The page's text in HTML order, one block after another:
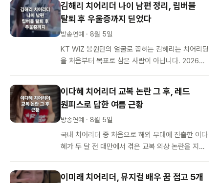
김해리 치어리더 나이 남편 정리, 립버블
탈퇴 후 우울증까지 딛었다
방송연예 · 8월 5일
KT WIZ 응원단의 얼굴로 꼽히는 김해리는 치어리딩
을 처음부터 목표로 삼은 사람이 아닙니다. 2026년
이다혜 치어리더 교복 논란 그 후, 레드
원피스로 답한 여름 근황
방송연예 · 8월 5일
국내 치어리더 중 처음으로 해외 무대에 진출한 이다
혜가 두 달 전 대만에서 겪은 교복 의상 논란을 지나
이미래 치어리더, 뮤지컬 배우 꿈 접고 5개